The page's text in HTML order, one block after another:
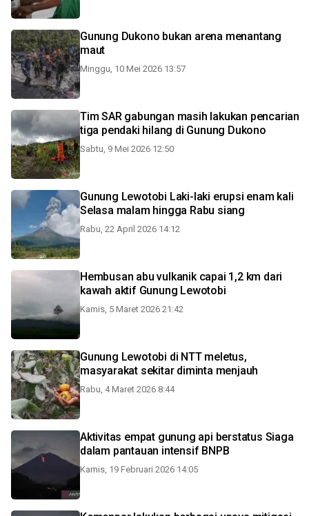
Gunung Dukono bukan arena menantang
maut
Minggu, 10 Mei 2026 13:57
Tim SAR gabungan masih lakukan pencarian
tiga pendaki hilang di Gunung Dukono
Sabtu, 9 Mei 2026 12:50
Gunung Lewotobi Laki-laki erupsi enam kali
Selasa malam hingga Rabu siang
Rabu, 22 April 2026 14:12
Hembusan abu vulkanik capai 1,2 km dari
kawah aktif Gunung Lewotobi
Kamis, 5 Maret 2026 21:42
Gunung Lewotobi di NTT meletus,
masyarakat sekitar diminta menjauh
Rabu, 4 Maret 2026 8:44
Aktivitas empat gunung api berstatus Siaga
dalam pantauan intensif BNPB
Kamis, 19 Februari 2026 14:05